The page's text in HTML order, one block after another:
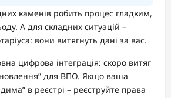
каменів робить процес гладким,
А для складних ситуацій –
вони витягнуть дані за вас.
цифрова інтеграція: скоро витяг
для ВПО. Якщо ваша
в реєстрі – реєструйте права